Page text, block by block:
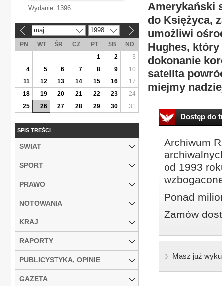
Amerykański
do Księżyca,
umożliwi
Hughes,
dokonanie
satelita
miejmy
Dostęp do
Archiwum
od 1993
Ponad
Zamów
Masz już
Wydanie: 1396
maj 1998
PN WT ŚR CZ PT SB
ND
1
2
3
4
5 6 7 8 9
10
11
12 13 14 15 16
17
18
19 20 21 22 23
24
25
26 27 28 29 30 31
SPIS TREŚCI
ŚWIAT
SPORT
PRAWO
NOTOWANIA
KRAJ
RAPORTY
PUBLICYSTYKA, OPINIE
GAZETA